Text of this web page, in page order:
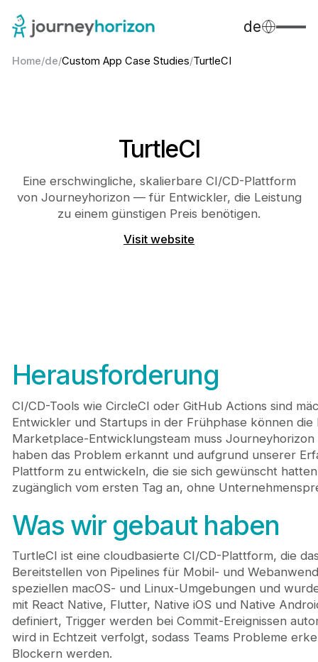
de
Home/de/Custom App Case Studies/TurtleCI
TurtleCI
Eine erschwingliche, skalierbare CI/CD-Plattform
von Journeyhorizon — für Entwickler, die Leistung
zu einem günstigen Preis benötigen.
Visit website
Herausforderung
CI/CD-Tools wie CircleCI oder GitHub Actions sind
Entwickler und Startups in der Frühphase können die
Marketplace-Entwicklungsteam muss
haben das Problem erkannt und aufgrund unserer
Plattform zu entwickeln, die sie sich gewünscht
zugänglich vom ersten Tag an, ohne
Was wir gebaut haben
TurtleCI ist eine cloudbasierte CI/CD-Plattform, die
Bereitstellen von Pipelines für Mobil- und
speziellen macOS- und Linux-Umgebungen und
mit React Native, Flutter, Native iOS und Native
definiert, Trigger werden bei Commit-Ereignissen
wird in Echtzeit verfolgt, sodass Teams Probleme
Blockern werden.